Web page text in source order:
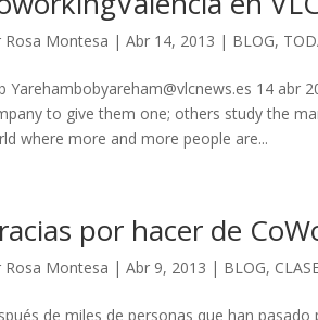
Rosa Montesa |Abr 14, 2013 | BLOG,
Yarehambobyareham@vlcnews.es 14 abr
to give them one; others study the
where more and more people are...
por hacer de
Rosa Montesa |Abr 9, 2013 | BLOG,
de miles de personas que han